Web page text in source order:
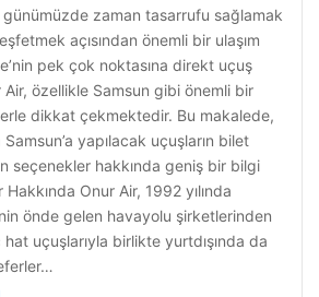
zaman tasarrufu sağlamak
açısından önemli bir ulaşım
pek çok noktasına direkt uçuş
özellikle Samsun gibi önemli bir
dikkat çekmektedir. Bu makalede,
Samsun’a yapılacak uçuşların bilet
seçenekler hakkında geniş bir bilgi
Onur Air, 1992 yılında
önde gelen havayolu şirketlerinden
uçuşlarıyla birlikte yurtdışında da